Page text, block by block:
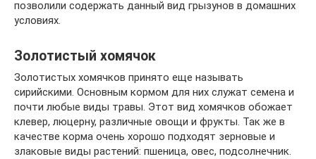
позволили содержать данный вид грызунов в домашних
условиях.
Золотистый хомячок
Золотистых хомячков принято еще называть
сирийскими. Основным кормом для них служат семена и
почти любые виды травы. Этот вид хомячков обожает
клевер, люцерну, различные овощи и фрукты. Так же в
качестве корма очень хорошо подходят зерновые и
злаковые виды растений: пшеница, овес, подсолнечник.